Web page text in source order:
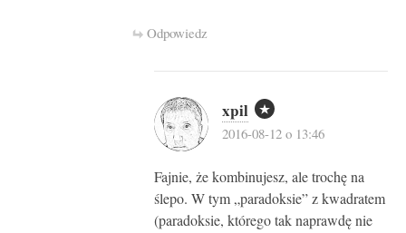
Odpowiedz
xpil
2016-08-12 o 13:46
Fajnie, że kombinujesz, ale trochę na
ślepo. W tym „paradoksie” z kwadratem
(paradoksie, którego tak naprawdę nie